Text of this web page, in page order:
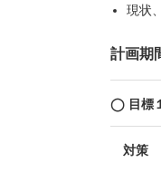
現状
計画期
◯ 目標
対策